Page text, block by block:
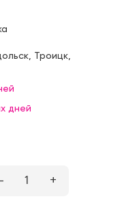
Троицк
дней
1 +